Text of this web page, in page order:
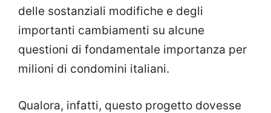
delle sostanziali modifiche e degli
importanti cambiamenti su alcune
questioni di fondamentale importanza per
milioni di condomini italiani.
Qualora, infatti, questo progetto dovesse